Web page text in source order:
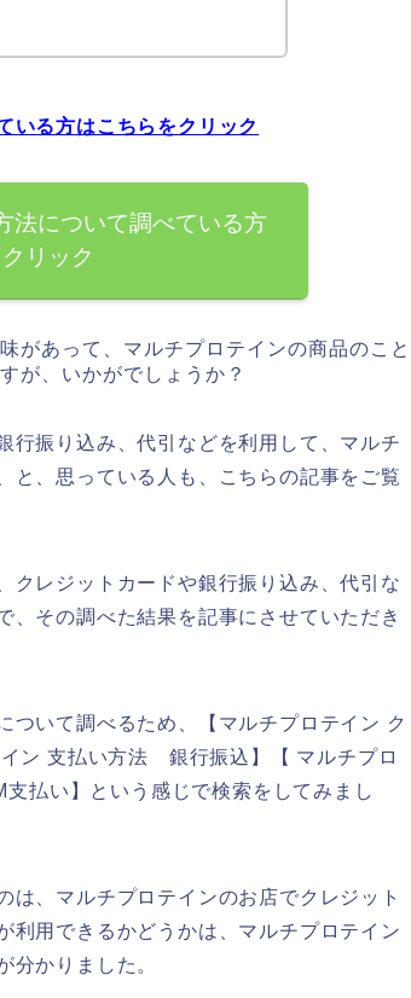
いる方はこちらをクリック
法について調べている方
リック
があって、マルチプロテインの商品のこと
が、いかがでしょうか？
行振り込み、代引などを利用して、マルチ
と、思っている人も、こちらの記事をご覧
クレジットカードや銀行振り込み、代引な
、その調べた結果を記事にさせていただき
ついて調べるため、【マルチプロテイン ク
ン 支払い方法 銀行振込】【 マルチプロ
払い】という感じで検索をしてみまし
は、マルチプロテインのお店でクレジット
利用できるかどうかは、マルチプロテイン
分かりました。